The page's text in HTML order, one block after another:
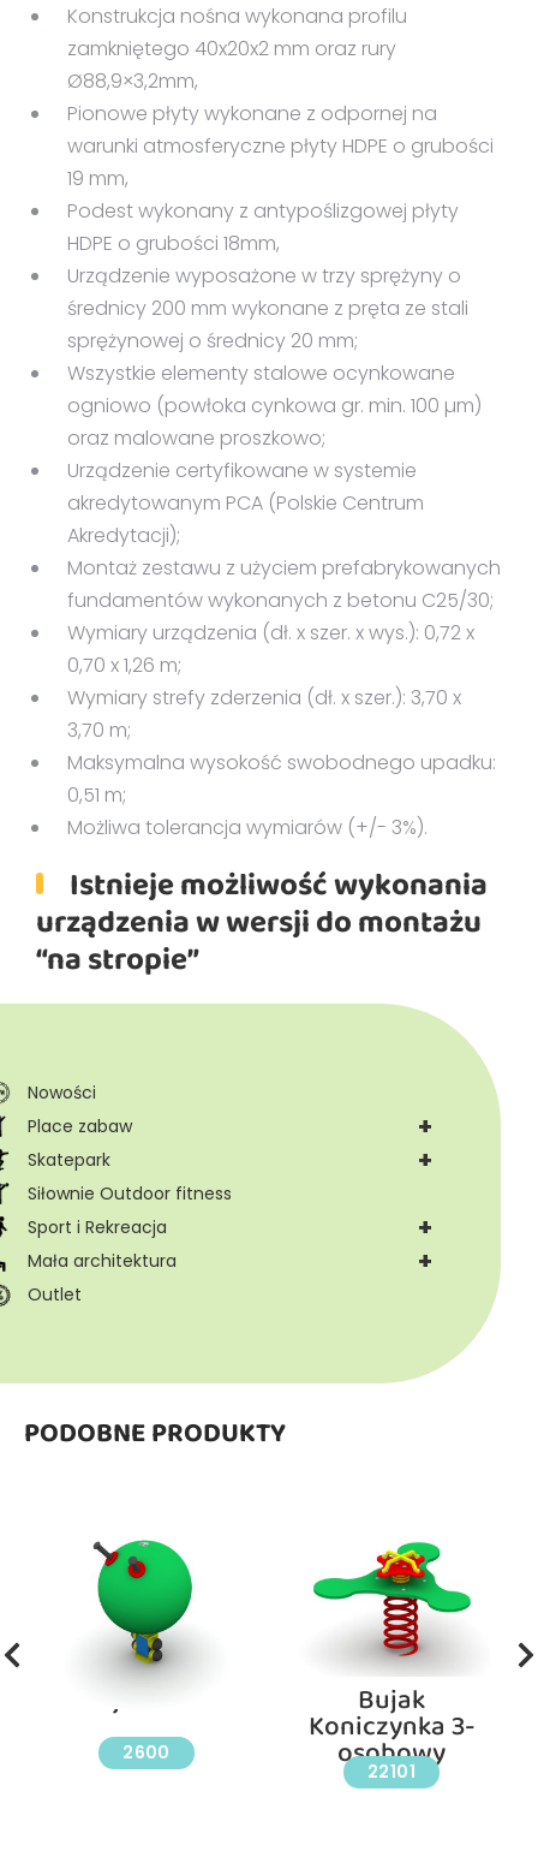
Nowości
+
Place zabaw
+
Skatepark
Siłownie Outdoor fitness
+
Sport i Rekreacja
+
Mała architektura
Outlet
Konstrukcja nośna wykonana profilu
zamkniętego 40x20x2 mm oraz rury
Ø88,9×3,2mm,
Pionowe płyty wykonane z odpornej na
warunki atmosferyczne płyty HDPE o grubości
19 mm,
Podest wykonany z antypoślizgowej płyty
HDPE o grubości 18mm,
Urządzenie wyposażone w trzy sprężyny o
średnicy 200 mm wykonane z pręta ze stali
sprężynowej o średnicy 20 mm;
Wszystkie elementy stalowe ocynkowane
ogniowo (powłoka cynkowa gr. min. 100 µm)
oraz malowane proszkowo;
Urządzenie certyfikowane w systemie
akredytowanym PCA (Polskie Centrum
Akredytacji);
Montaż zestawu z użyciem prefabrykowanych
fundamentów wykonanych z betonu C25/30;
Wymiary urządzenia (dł. x szer. x wys.): 0,72 x
0,70 x 1,26 m;
Wymiary strefy zderzenia (dł. x szer.): 3,70 x
3,70 m;
Maksymalna wysokość swobodnego upadku:
0,51 m;
Możliwa tolerancja wymiarów (+/- 3%).
Istnieje możliwość wykonania
urządzenia w wersji do montażu
“na stropie”
PODOBNE PRODUKTY
Bujak Piłka
2600
Bujak
Koniczynka 3-
osobowy
22101